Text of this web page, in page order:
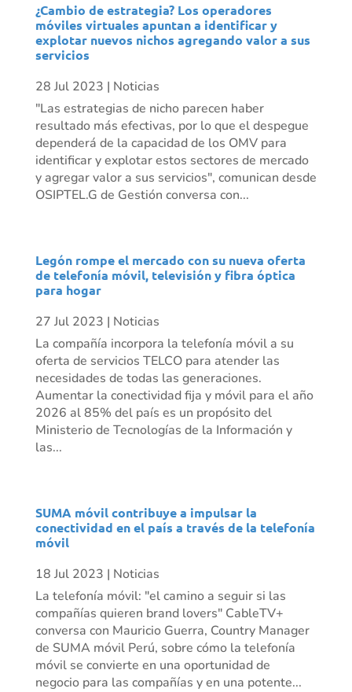
¿Cambio de estrategia? Los operadores
móviles virtuales apuntan a identificar y
explotar nuevos nichos agregando valor a sus
servicios
28 Jul 2023 | Noticias
"Las estrategias de nicho parecen haber
resultado más efectivas, por lo que el despegue
dependerá de la capacidad de los OMV para
identificar y explotar estos sectores de mercado
y agregar valor a sus servicios", comunican desde
OSIPTEL.G de Gestión conversa con...
Legón rompe el mercado con su nueva oferta
de telefonía móvil, televisión y fibra óptica
para hogar
27 Jul 2023 | Noticias
La compañía incorpora la telefonía móvil a su
oferta de servicios TELCO para atender las
necesidades de todas las generaciones.
Aumentar la conectividad fija y móvil para el año
2026 al 85% del país es un propósito del
Ministerio de Tecnologías de la Información y
las...
SUMA móvil contribuye a impulsar la
conectividad en el país a través de la telefonía
móvil
18 Jul 2023 | Noticias
La telefonía móvil: "el camino a seguir si las
compañías quieren brand lovers" CableTV+
conversa con Mauricio Guerra, Country Manager
de SUMA móvil Perú, sobre cómo la telefonía
móvil se convierte en una oportunidad de
negocio para las compañías y en una potente...